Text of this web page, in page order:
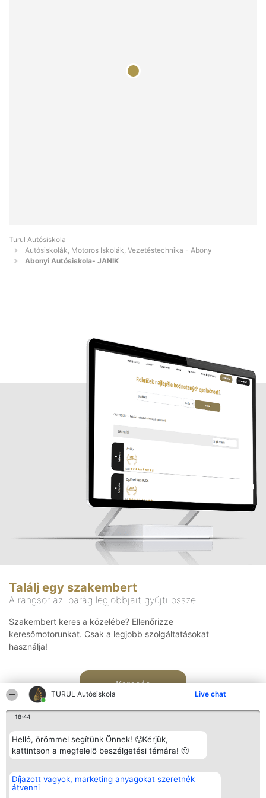
TURUL Autósiskola Live chat
18:44
Helló, örömmel segítünk Önnek! 🙂Kérjük,
kattintson a megfelelő beszélgetési témára! 🙂
Díjazott vagyok, marketing anyagokat szeretnék
átvenni
Turul Autósiskola
Autósiskolák, Motoros Iskolák, Vezetéstechnika - Abony
Abonyi Autósiskola- JANIK
Találj egy szakembert
A rangsor az iparág legjobbjait gyűjti össze
Szakembert keres a közelébe? Ellenőrizze
keresőmotorunkat. Csak a legjobb szolgáltatásokat
használja!
Keresés
Rangsorszervező
SC Beautiful Company S.R.L.
Bulevardul Aleea Timișul De
Népszavazás
Nyertesek
Elérhetőség
Elérhetőség